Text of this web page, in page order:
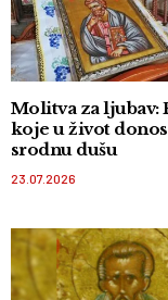
Molitva za ljubav:
koje u život
srodnu dušu
23.07.2026